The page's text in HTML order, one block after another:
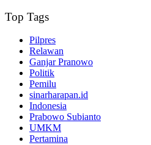
Top Tags
Pilpres
Relawan
Ganjar Pranowo
Politik
Pemilu
sinarharapan.id
Indonesia
Prabowo Subianto
UMKM
Pertamina